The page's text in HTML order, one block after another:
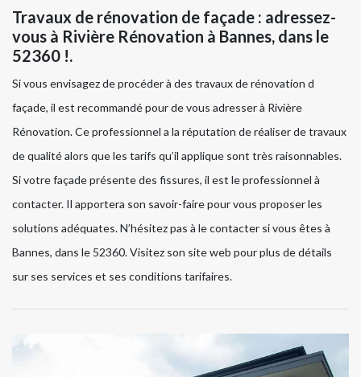
Travaux de rénovation de façade : adressez-
vous à Rivière Rénovation à Bannes, dans le
52360 !.
Si vous envisagez de procéder à des travaux de rénovation d
façade, il est recommandé pour de vous adresser à Rivière
Rénovation. Ce professionnel a la réputation de réaliser de travaux
de qualité alors que les tarifs qu’il applique sont très raisonnables.
Si votre façade présente des fissures, il est le professionnel à
contacter. Il apportera son savoir-faire pour vous proposer les
solutions adéquates. N’hésitez pas à le contacter si vous êtes à
Bannes, dans le 52360. Visitez son site web pour plus de détails
sur ses services et ses conditions tarifaires.